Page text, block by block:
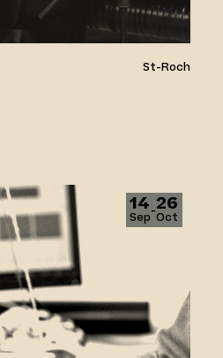
St-Roch
14
Sep‑26
Oct